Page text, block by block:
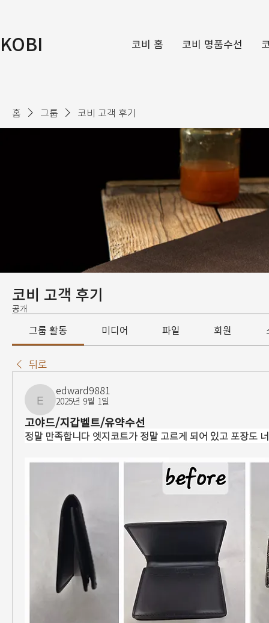
KOBI 코비 홈 코비 명품수선
홈 그룹 코비 고객 후기
코비 고객 후기
공개
그룹 활동 미디어 파일 회원
뒤로
edward9881
edward9881
2025년 9월 1일
고야드/지갑벨트/유약수선
정말 만족합니다 엣지코트가 정말 고르게 되어 있고 포장도